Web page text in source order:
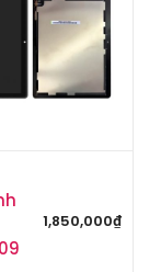
1,850,000₫